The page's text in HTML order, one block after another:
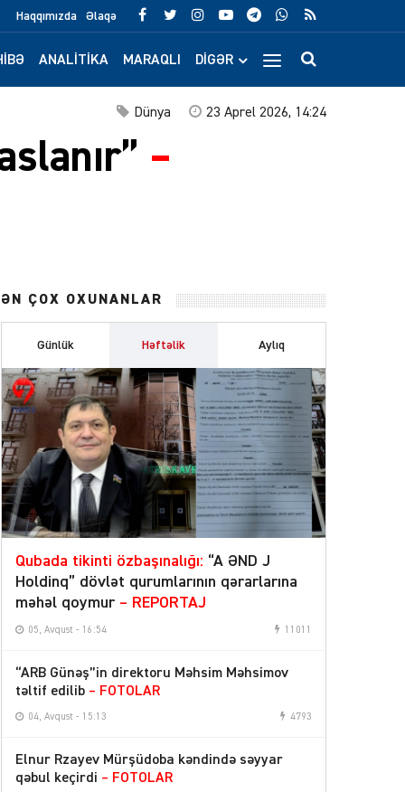
Haqqımızda Əlaqə
ANALITIKA MARAQLI DIGƏR
23 Aprel 2026, 14:24
Dünya
–
ƏN ÇOX OXUNANLAR
Günlük Həftəlik Aylıq
Qubada tikinti özbaşınalığı: “A ƏND J
Holdinq” dövlət qurumlarının qərarlarına
məhəl qoymur – REPORTAJ
05, Avqust - 16:54 11011
“ARB Günəş”in direktoru Məhsim Məhsimov
təltif edilib – FOTOLAR
04, Avqust - 15:13 4793
Elnur Rzayev Mürşüdoba kəndində səyyar
qəbul keçirdi – FOTOLAR